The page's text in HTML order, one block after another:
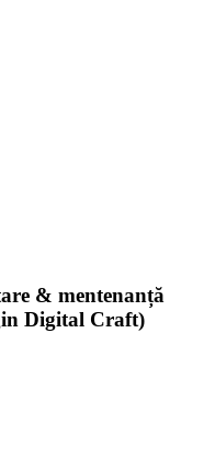
& mentenanță
Digital Craft)